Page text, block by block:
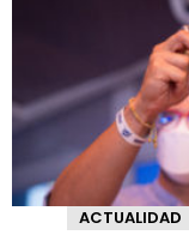
ACTUALIDAD